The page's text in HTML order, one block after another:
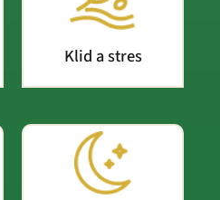
Klid a stres